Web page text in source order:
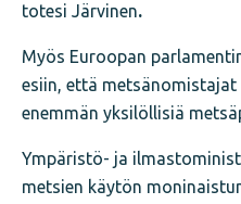
totesi Järvinen.
Myös Euroopan
esiin, että
enemmän yksilöllisiä
Ympäristö- ja
metsien käytön